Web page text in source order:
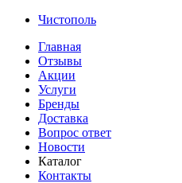
Чистополь
Главная
Отзывы
Акции
Услуги
Бренды
Доставка
Вопрос ответ
Новости
Каталог
Контакты